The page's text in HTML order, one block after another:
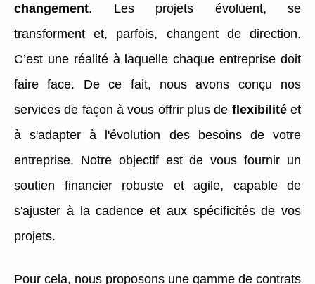
changement. Les projets évoluent, se
transforment et, parfois, changent de direction.
C’est une réalité à laquelle chaque entreprise doit
faire face. De ce fait, nous avons conçu nos
services de façon à vous offrir plus de flexibilitéet
à s'adapter à l'évolution des besoins de votre
entreprise. Notre objectif est de vous fournir un
soutien financier robuste et agile, capable de
s'ajuster à la cadence et aux spécificités de vos
projets.
Pour cela, nous proposons une gamme de contrats